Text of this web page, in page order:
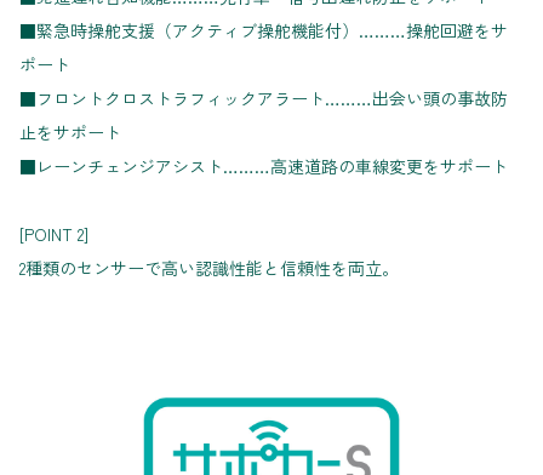
■緊急時操舵支援（アクティブ操舵機能付）………操舵回避をサ
ポート
■フロントクロストラフィックアラート………出会い頭の事故防
止をサポート
■レーンチェンジアシスト………高速道路の車線変更をサポート
[POINT 2]
2種類のセンサーで高い認識性能と信頼性を両立。